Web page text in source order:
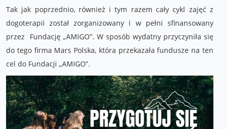
Tak jak poprzednio, również i tym razem cały cykl zajęć z
dogoterapii został zorganizowany i w pełni sfinansowany
przez Fundację „AMIGO”. W sposób wydatny przyczyniła się
do tego firma Mars Polska, która przekazała fundusze na ten
cel do Fundacji „AMIGO”.